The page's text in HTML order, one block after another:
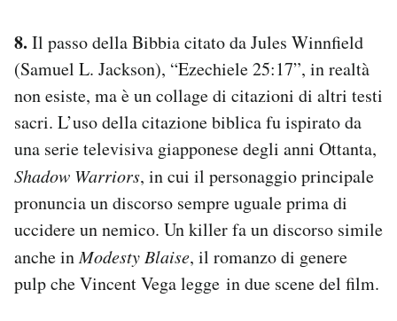
8. Il passo della Bibbia citato da Jules Winnfield
(Samuel L. Jackson), “Ezechiele 25:17”, in realtà
non esiste, ma è un collage di citazioni di altri testi
sacri. L’uso della citazione biblica fu ispirato da
una serie televisiva giapponese degli anni Ottanta,
Shadow Warriors, in cui il personaggio principale
pronuncia un discorso sempre uguale prima di
uccidere un nemico. Un killer fa un discorso simile
anche inModesty Blaise, il romanzo di genere
pulp che Vincent Vega legge in due scene del film.